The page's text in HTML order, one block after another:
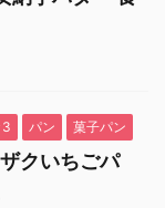
パン 菓子パン
クいちごパ